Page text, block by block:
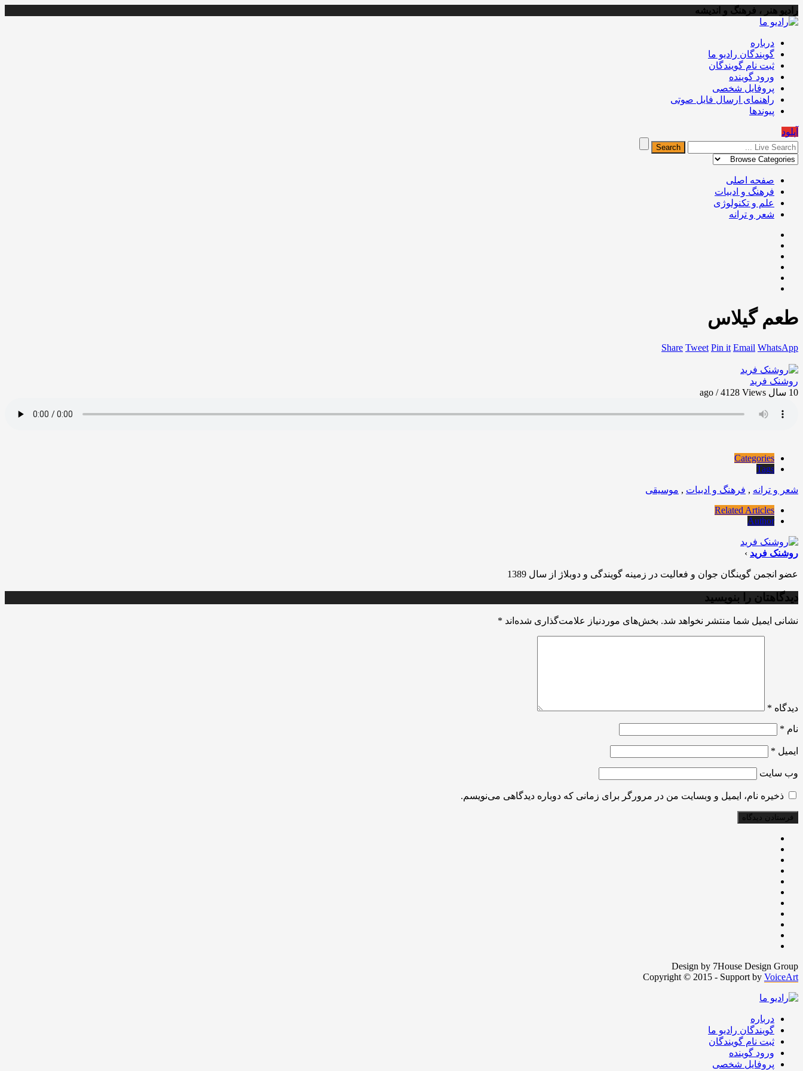
رادیو هنر ، فرهنگ و اندیشه
درباره
گویندگان رادیو ما
ثبت نام گویندگان
ورود گوینده
پروفایل شخصی
راهنمای ارسال فایل صوتی
پیوندها
آپلود
صفحه اصلی
فرهنگ و ادبیات
علم و تکنولوژی
شعر و ترانه
طعم گیلاس
Share Tweet Pin it Email WhatsApp
روشنک فرید
10 سال ago / 4128
Views
Categories
Tags
شعر و ترانه , فرهنگ و ادبیات , موسیقی
Related Articles
Author
روشنک فرید ›
عضو انجمن گوینگان جوان و فعالیت در زمینه گویندگی و دوبلاژ از سال 1389
دیدگاهتان را بنویسید
نشانی ایمیل شما منتشر نخواهد شد. بخش‌های موردنیاز علامت‌گذاری شده‌اند *
دیدگاه *
نام *
ایمیل *
وب‌ سایت
ذخیره نام، ایمیل و وبسایت من در مرورگر برای زمانی که دوباره دیدگاهی می‌نویسم.
Design by 7House Design Group
Copyright © 2015 - Support by VoiceArt
درباره
گویندگان رادیو ما
ثبت نام گویندگان
ورود گوینده
پروفایل شخصی